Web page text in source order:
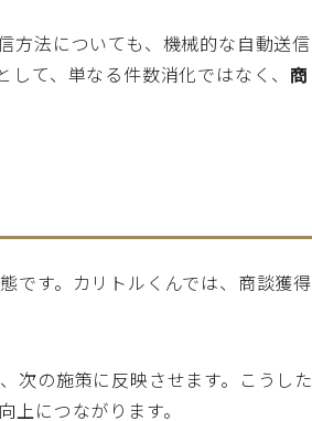
方法についても、機械的な自動送信
て、単なる件数消化ではなく、 商
です。カリトルくんでは、商談獲得
次の施策に反映させます。こうした
につながります。